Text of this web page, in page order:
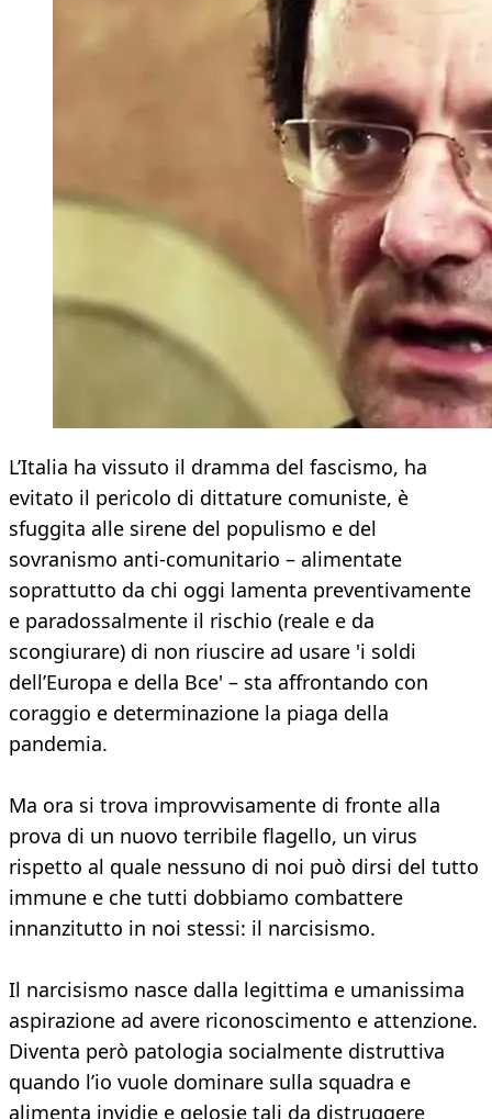
L’Italia ha vissuto il dramma del fascismo, ha
evitato il pericolo di dittature comuniste, è
sfuggita alle sirene del populismo e del
sovranismo anti-comunitario – alimentate
soprattutto da chi oggi lamenta preventivamente
e paradossalmente il rischio (reale e da
scongiurare) di non riuscire ad usare 'i soldi
dell’Europa e della Bce' – sta affrontando con
coraggio e determinazione la piaga della
pandemia.
Ma ora si trova improvvisamente di fronte alla
prova di un nuovo terribile flagello, un virus
rispetto al quale nessuno di noi può dirsi del tutto
immune e che tutti dobbiamo combattere
innanzitutto in noi stessi: il narcisismo.
Il narcisismo nasce dalla legittima e umanissima
aspirazione ad avere riconoscimento e attenzione.
Diventa però patologia socialmente distruttiva
quando l’io vuole dominare sulla squadra e
alimenta invidie e gelosie tali da distruggere